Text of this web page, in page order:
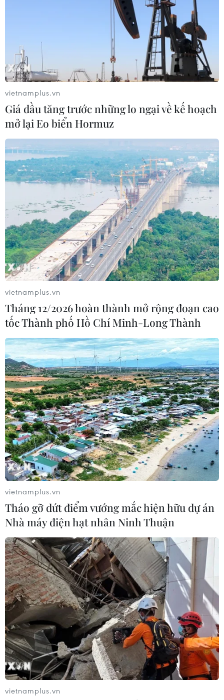
Bộ GTVT đề xuất 3 phương án nhận diện
Bộ Giao thông Vận tải đề xuất xe kinh doanh vận tải sẽ
có đặc điểm nhận diện riêng nhằm xoá bỏ tình trạng xe
cá nhân trá hình kinh doanh vận tải khách.
vietnamplus.vn
Giá dầu tăng trước những lo ngại về kế hoạch
mở lại Eo biển Hormuz
vietnamplus.vn
Tháng 12/2026 hoàn thành mở rộng đoạn cao
tốc Thành phố Hồ Chí Minh-Long Thành
vietnamplus.vn
Tháo gỡ dứt điểm vướng mắc hiện hữu dự án
Nhà máy điện hạt nhân Ninh Thuận
vietnamplus.vn